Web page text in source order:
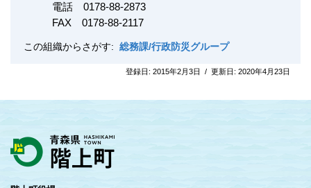
電話 0178-88-2873
FAX 0178-88-2117
この組織からさがす: 総務課/行政防災グループ
登録日: 2015年2月3日 / 更新日: 2020年4月23日